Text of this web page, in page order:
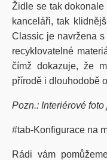
Židle se tak
kanceláři, tak
Classic je navržena
recyklovatelné
čímž dokazuje, že
přírodě i dlouhodobě
Pozn.: Interiérové
#tab-Konfigurace na
Rádi vám